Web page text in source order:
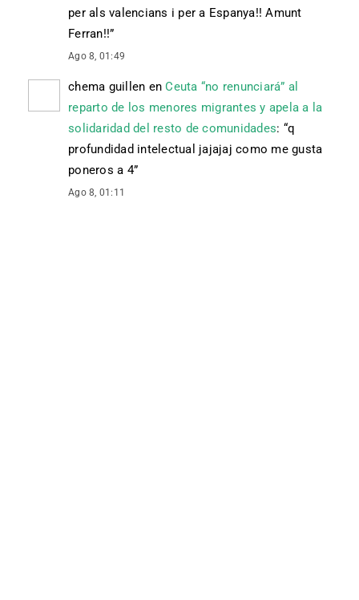
per als valencians i per a Espanya!! Amunt
Ferran!!”
Ago 8, 01:49
chema guillen enCeuta “no renunciará” al
reparto de los menores migrantes y apela a la
solidaridad del resto de comunidades: “q
profundidad intelectual jajajaj como me gusta
poneros a 4”
Ago 8, 01:11